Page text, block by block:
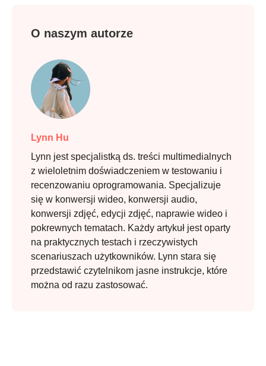
O naszym autorze
Lynn Hu
Lynn jest specjalistką ds. treści multimedialnych
z wieloletnim doświadczeniem w testowaniu i
recenzowaniu oprogramowania. Specjalizuje
się w konwersji wideo, konwersji audio,
konwersji zdjęć, edycji zdjęć, naprawie wideo i
pokrewnych tematach. Każdy artykuł jest oparty
na praktycznych testach i rzeczywistych
scenariuszach użytkowników. Lynn stara się
przedstawić czytelnikom jasne instrukcje, które
można od razu zastosować.